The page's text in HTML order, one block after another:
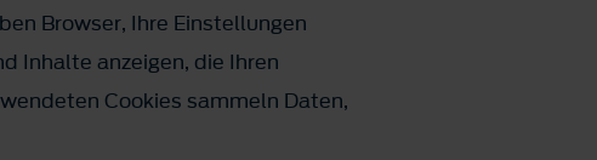
Browser, Ihre Einstellungen
Inhalte anzeigen, die Ihren
Cookies sammeln Daten,